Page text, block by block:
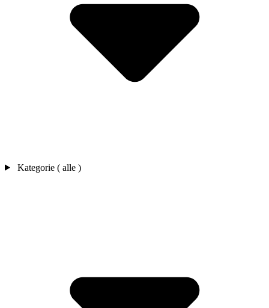
Kategorie ( alle )